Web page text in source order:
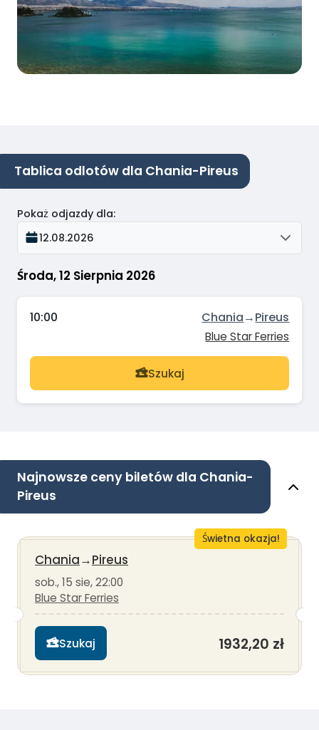
Tablica odlotów dla Chania-Pireus
Środa, 12 Sierpnia 2026
Pokaż odjazdy dla:
12.08.2026
10:00 Chania→Pireus
Blue Star Ferries
Szukaj
Najnowsze ceny biletów dla Chania-
Pireus
Świetna okazja!
Chania→Pireus
sob., 15 sie, 22:00
Blue Star Ferries
Szukaj 1932,20 zł